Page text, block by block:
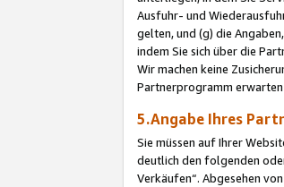
Ausfuhr- und
gelten, und (g) die
indem Sie sich über die
Wir machen keine
Partnerprogramm
5.Angabe Ihres
Sie müssen auf Ihrer
deutlich den folgenden
Verkäufen“. Abgesehen